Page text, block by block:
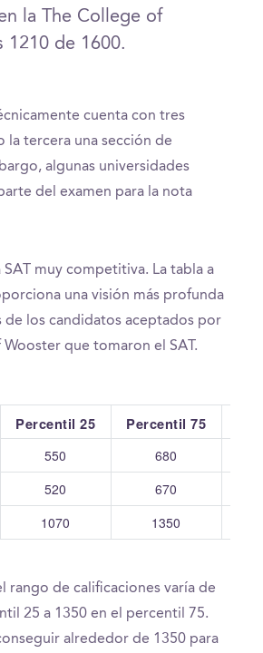
la The College of
1210 de 1600.
cuenta con tres
la tercera una sección de
algunas universidades
del examen para la nota
SAT muy competitiva. La tabla a
una visión más profunda
de los candidatos aceptados por
Wooster que tomaron el SAT.
Percentil 25 Percentil 75
550 680
520 670
1070 1350
rango de calificaciones varía de
25 a 1350 en el percentil 75.
alrededor de 1350 para